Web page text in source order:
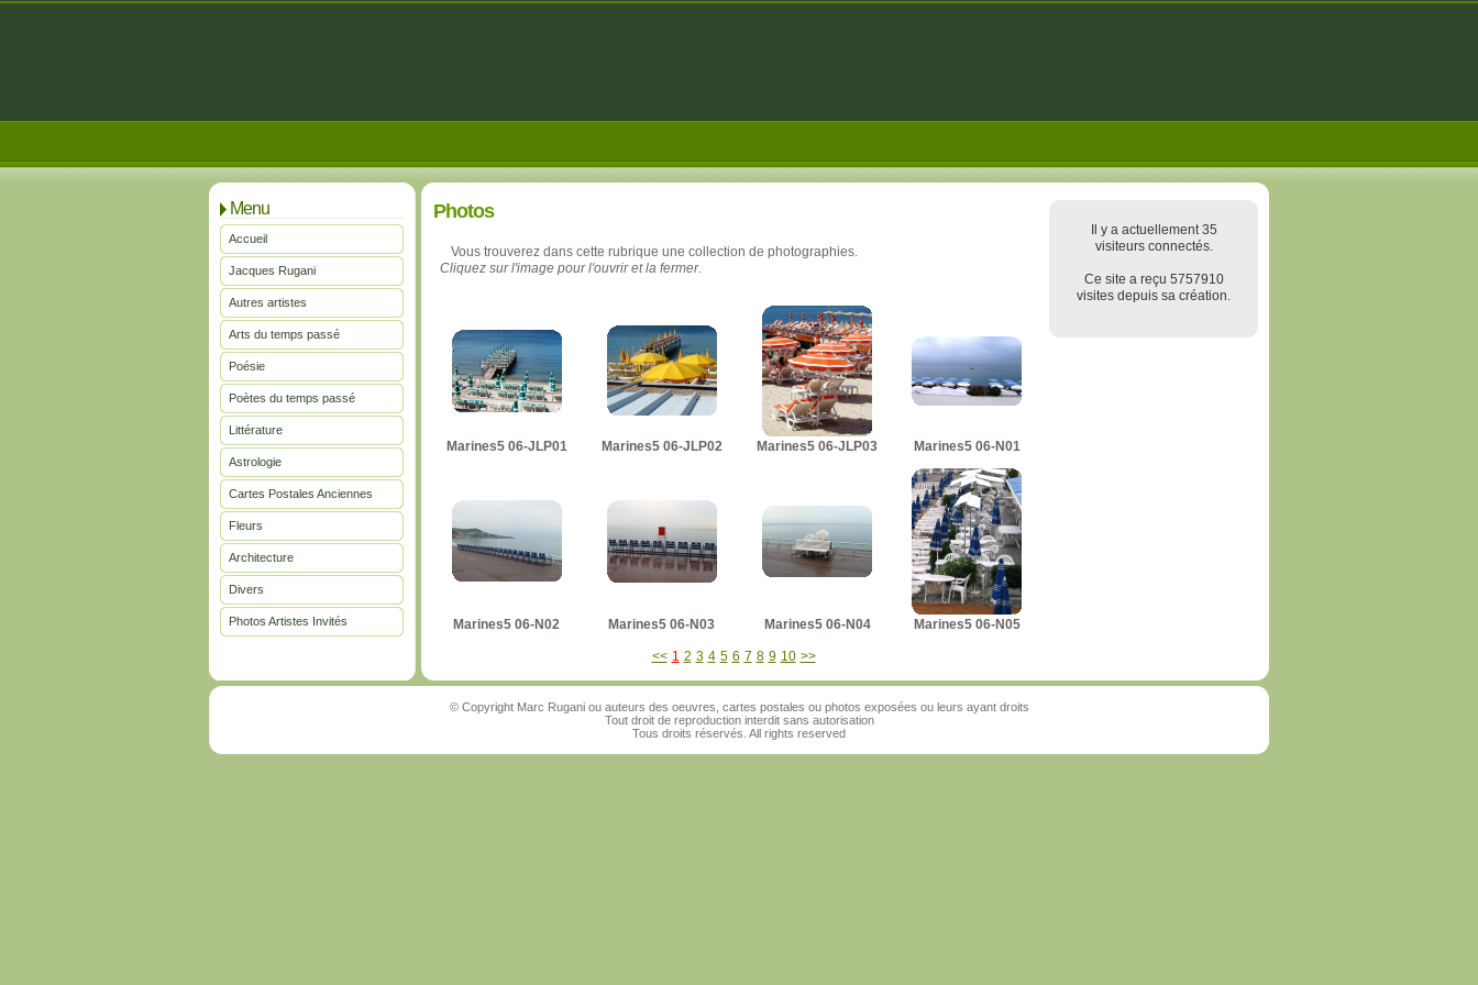
Menu
Accueil
Jacques Rugani
Autres artistes
Arts du temps passé
Poésie
Poètes du temps passé
Littérature
Astrologie
Cartes Postales Anciennes
Fleurs
Architecture
Divers
Photos Artistes Invités
Il y a actuellement 35
visiteurs connectés.
Ce site a reçu 5757910
visites depuis sa création.
Photos
Vous trouverez dans cette rubrique une collection de photographies.
Cliquez sur l'image pour l'ouvrir et la fermer.
Marines5 06-JLP01 Marines5 06-JLP02 Marines5 06-JLP03 Marines5 06-N01
Marines5 06-N02 Marines5 06-N03 Marines5 06-N04 Marines5 06-N05
<< 1 2 3 4 5 6 7 8 9 10 >>
© Copyright Marc Rugani ou auteurs des oeuvres, cartes postales ou photos exposées ou leurs ayant droits
Tout droit de reproduction interdit sans autorisation
Tous droits réservés. All rights reserved